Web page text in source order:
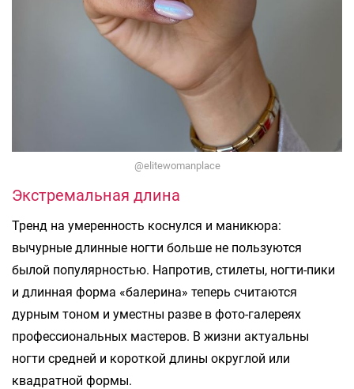
@elitewomanplace
Экстремальная длина
Тренд на умеренность коснулся и маникюра:
вычурные длинные ногти больше не пользуются
былой популярностью. Напротив, стилеты, ногти-пики
и длинная форма «балерина» теперь считаются
дурным тоном и уместны разве в фото-галереях
профессиональных мастеров. В жизни актуальны
ногти средней и короткой длины округлой или
квадратной формы.